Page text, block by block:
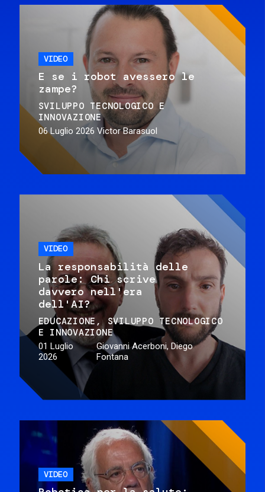
VIDEO
E se i robot avessero le
zampe?
SVILUPPO TECNOLOGICO E
INNOVAZIONE
06 Luglio 2026 Victor Barasuol
VIDEO
La responsabilità delle
parole: Chi scrive
davvero nell'era
dell'AI?
EDUCAZIONE
SVILUPPO TECNOLOGICO
E INNOVAZIONE
01 Luglio
2026
Giovanni Acerboni, Diego
Fontana
VIDEO